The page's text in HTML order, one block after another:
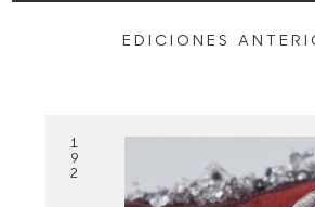
EDICIONES
1
9
2